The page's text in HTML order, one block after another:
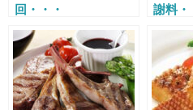
回・・・
謝料・